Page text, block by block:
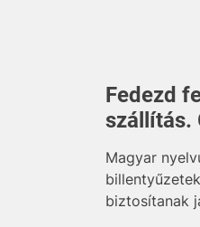
Fedezd
szállítás.
Magyar
biztosítanak